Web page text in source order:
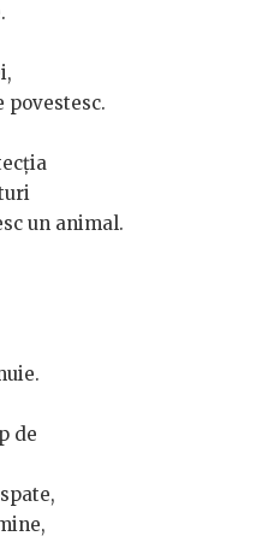
povestesc.
un animal.
de